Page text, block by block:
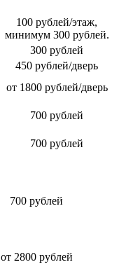
100 рублей/этаж,
минимум 300 рублей.
300 рублей
450 рублей/дверь
от 1800 рублей/дверь
700 рублей
700 рублей
700 рублей
от 2800 рублей